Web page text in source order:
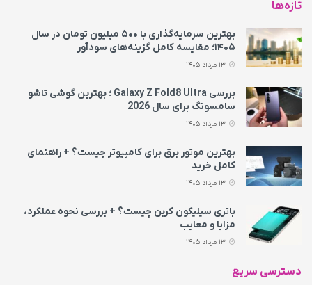
تازه‌ها
بهترین سرمایه‌گذاری با ۵۰۰ میلیون تومان در سال
۱۴۰۵؛ مقایسه کامل گزینه‌های سودآور
بررسی Galaxy Z Fold8 Ultra ؛ بهترین گوشی تاشو
سامسونگ برای سال 2026
بهترین موتور برق برای کامپیوتر چیست؟ + راهنمای
کامل خرید
باتری سیلیکون کربن چیست؟ + بررسی نحوه عملکرد،
مزایا و معایب
دسترسی سریع